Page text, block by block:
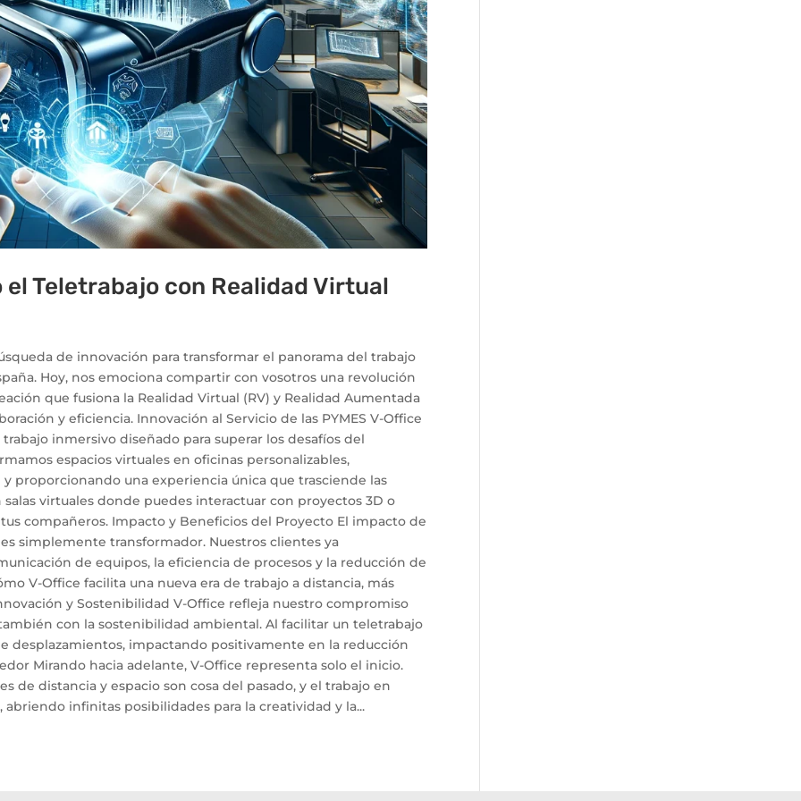
Teletrabajo con Realidad Virtual
de innovación para transformar el panorama del trabajo
Hoy, nos emociona compartir con vosotros una revolución
que fusiona la Realidad Virtual (RV) y Realidad Aumentada
y eficiencia. Innovación al Servicio de las PYMES V-Office
inmersivo diseñado para superar los desafíos del
espacios virtuales en oficinas personalizables,
proporcionando una experiencia única que trasciende las
virtuales donde puedes interactuar con proyectos 3D o
compañeros. Impacto y Beneficios del Proyecto El impacto de
simplemente transformador. Nuestros clientes ya
de equipos, la eficiencia de procesos y la reducción de
V-Office facilita una nueva era de trabajo a distancia, más
y Sostenibilidad V-Office refleja nuestro compromiso
con la sostenibilidad ambiental. Al facilitar un teletrabajo
desplazamientos, impactando positivamente en la reducción
Mirando hacia adelante, V-Office representa solo el inicio.
de distancia y espacio son cosa del pasado, y el trabajo en
infinitas posibilidades para la creatividad y la...